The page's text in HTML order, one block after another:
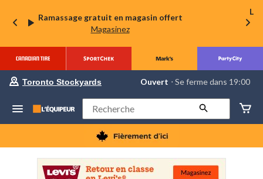
Ramassage gratuit en magasin offert
Magasinez
La
votre
préféré
Toronto
Stockyards,
courament
Ouvert,
ferme
dans
Toronto Stockyards Ouvert ⋅ Se ferme dans 19:00
Rechercher